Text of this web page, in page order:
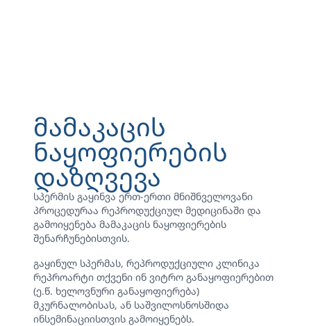
მამაკაცის
ნაყოფიერების
დაზღვევა
სპერმის გაყინვა ერთ-ერთი მნიშნველოვანი
პროცედურაა რეპროდუქციულ მედიცინაში და
გამოიყენება მამაკაცის ნაყოფიერების
შენარჩუნებისთვის.
გაყინულ სპერმას, რეპროდუქციული კლინიკა
რეპროარტი თქვენი ინ ვიტრო განაყოფიერებით
(ე.წ. ხელოვნური განაყოფიერება)
მკურნალობისას, ან საშვილოსნოსშიდა
ინსემინაციისთვის გამოიყენებს.